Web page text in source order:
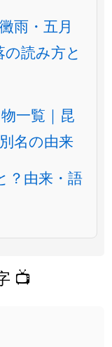
雨・五月
読み方と
一覧｜昆
名の由来
？由来・語
📺